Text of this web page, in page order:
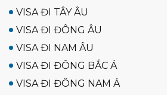
VISA ĐI TÂY ÂU
VISA ĐI ĐÔNG ÂU
VISA ĐI NAM ÂU
VISA ĐI ĐÔNG BẮC Á
VISA ĐI ĐÔNG NAM Á